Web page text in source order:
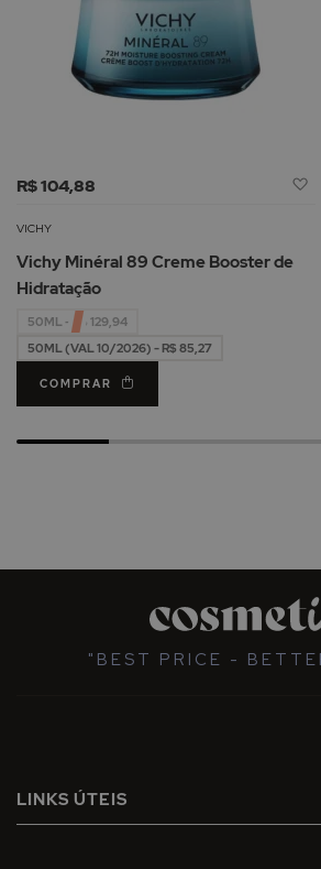
R$ 104,88
VICHY
Vichy Minéral 89 Creme Booster de
Hidratação
50ML - R$ 129,94
50ML (VAL 10/2026) - R$ 85,27
COMPRAR
"BEST PRICE -
LINKS ÚTEIS